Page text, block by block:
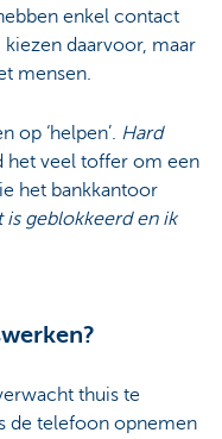
enkel contact
daarvoor, maar
mensen.
op ‘helpen’. Hard
het veel toffer om een
het bankkantoor
is geblokkeerd en ik
thuis te
de telefoon opnemen